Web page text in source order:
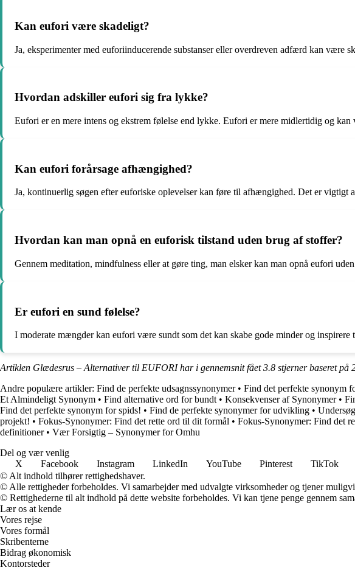
Kan eufori være skadeligt?
Ja, eksperimenter med euforiinducerende substanser eller overdreven adfærd kan være
Hvordan adskiller eufori sig fra lykke?
Eufori er en mere intens og ekstrem følelse end lykke. Eufori er mere midlertidig og
Kan eufori forårsage afhængighed?
Ja, kontinuerlig søgen efter euforiske oplevelser kan føre til afhængighed. Det er
Hvordan kan man opnå en euforisk tilstand uden brug af stoffer?
Gennem meditation, mindfulness eller at gøre ting, man elsker kan man opnå eufori
Er eufori en sund følelse?
I moderate mængder kan eufori være sundt som det kan skabe gode minder og
Artiklen Glædesrus – Alternativer til EUFORI har i gennemsnit fået3.8 stjerner baseret på
Andre populære artikler: Find de perfekte udsagnssynonymer• Find det perfekte synonym
Et Almindeligt Synonym • Find alternative ord for bundt • Konsekvenser af Synonymer•
Find det perfekte synonym for spids! • Find de perfekte synonymer for udvikling •
projekt! • Fokus-Synonymer: Find det rette ord til dit formål • Fokus-Synonymer: Find det
definitioner• Vær Forsigtig – Synonymer for Omhu
Del og vær venlig
X
Facebook Instagram LinkedIn YouTube Pinterest TikTok
© Alt indhold tilhører rettighedshaver.
© Alle rettigheder forbeholdes. Vi samarbejder med udvalgte virksomheder og tjener
© Rettighederne til alt indhold på dette website forbeholdes. Vi kan tjene penge gennem
Lær os at kende
Vores rejse
Vores formål
Skribenterne
Bidrag økonomisk
Kontorsteder